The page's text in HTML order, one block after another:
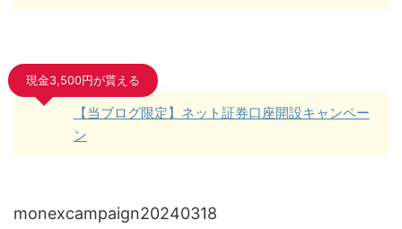
現金3,500円が貰える
【当ブログ限定】ネット証券口座開設キャンペー
ン
monexcampaign20240318